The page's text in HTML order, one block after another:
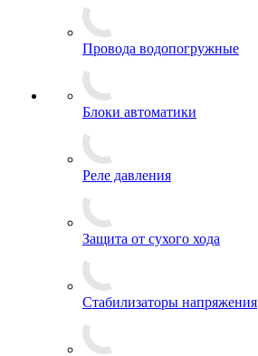
Провода водопогружные
Блоки автоматики
Реле давления
Защита от сухого хода
Стабилизаторы напряжения